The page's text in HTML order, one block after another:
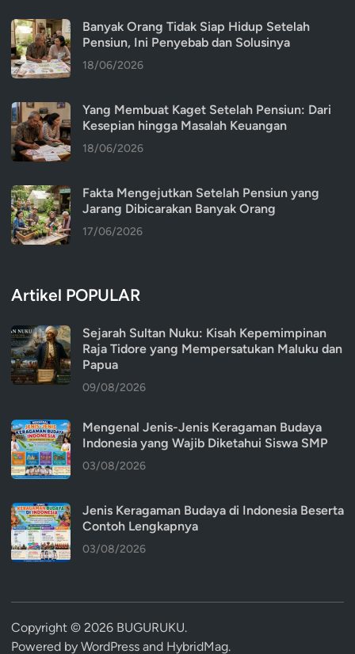
Banyak Orang Tidak Siap Hidup Setelah
Pensiun, Ini Penyebab dan Solusinya
18/06/2026
Yang Membuat Kaget Setelah Pensiun: Dari
Kesepian hingga Masalah Keuangan
18/06/2026
Fakta Mengejutkan Setelah Pensiun yang
Jarang Dibicarakan Banyak Orang
17/06/2026
Artikel POPULAR
Sejarah Sultan Nuku: Kisah Kepemimpinan
Raja Tidore yang Mempersatukan Maluku dan
Papua
09/08/2026
Mengenal Jenis-Jenis Keragaman Budaya
Indonesia yang Wajib Diketahui Siswa SMP
03/08/2026
Jenis Keragaman Budaya di Indonesia Beserta
Contoh Lengkapnya
03/08/2026
Copyright © 2026 BUGURUKU.
Powered by WordPress and HybridMag.